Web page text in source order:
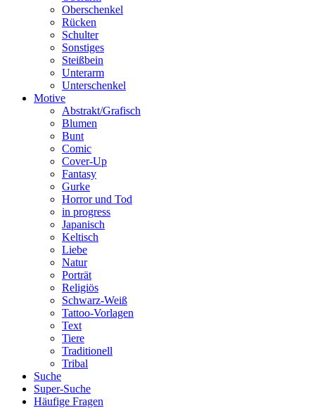
Oberschenkel
Rücken
Schulter
Sonstiges
Steißbein
Unterarm
Unterschenkel
Motive
Abstrakt/Grafisch
Blumen
Bunt
Comic
Cover-Up
Fantasy
Gurke
Horror und Tod
in progress
Japanisch
Keltisch
Liebe
Natur
Porträt
Religiös
Schwarz-Weiß
Tattoo-Vorlagen
Text
Tiere
Traditionell
Tribal
Suche
Super-Suche
Häufige Fragen